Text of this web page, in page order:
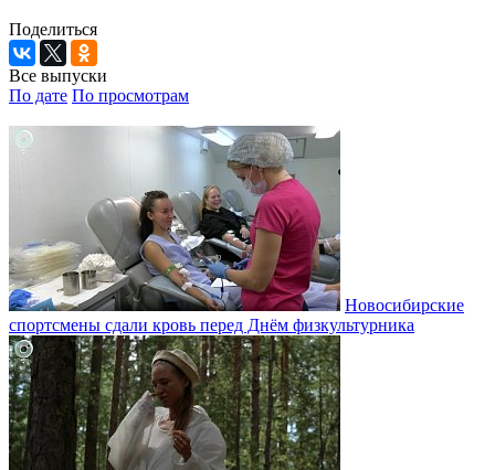
Поделиться
Все выпуски
По дате По просмотрам
Новосибирские
спортсмены сдали кровь перед Днём физкультурника